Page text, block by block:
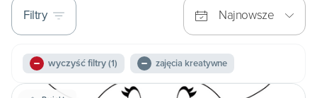
Filtry Najnowsze
wyczyść filtry(1) zajęcia kreatywne